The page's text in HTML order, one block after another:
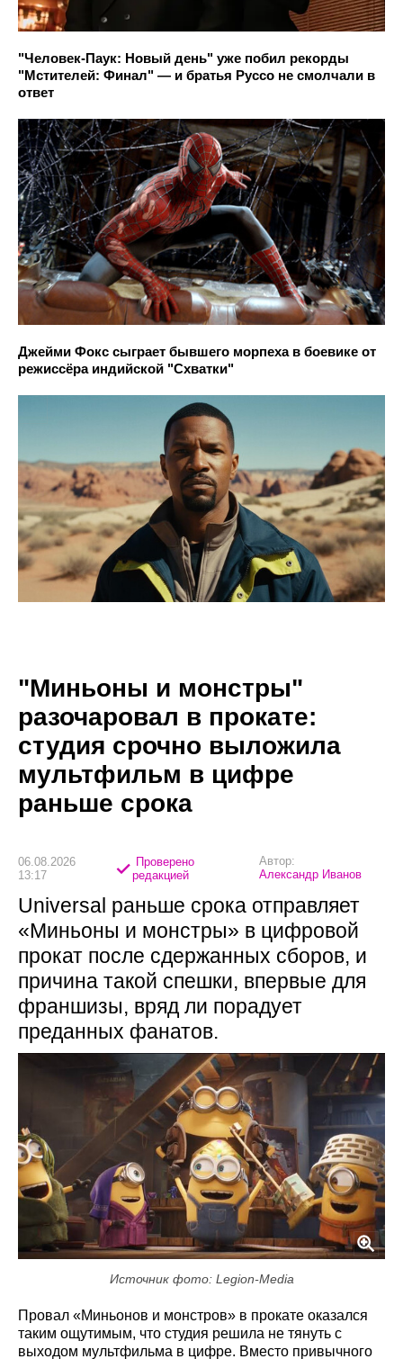
"Человек-Паук: Новый день" уже побил рекорды
"Мстителей: Финал" — и братья Руссо не смолчали в
ответ
Джейми Фокс сыграет бывшего морпеха в боевике от
режиссёра индийской "Схватки"
"Миньоны и монстры"
разочаровал в прокате:
студия срочно выложила
мультфильм в цифре
раньше срока
06.08.2026
13:17
Проверено
редакцией
Автор:
Александр Иванов
Universal раньше срока отправляет
«Миньоны и монстры» в цифровой
прокат после сдержанных сборов, и
причина такой спешки, впервые для
франшизы, вряд ли порадует
преданных фанатов.
Источник фото: Legion-Media
Провал «Миньонов и монстров» в прокате оказался
таким ощутимым, что студия решила не тянуть с
выходом мультфильма в цифре. Вместо привычного